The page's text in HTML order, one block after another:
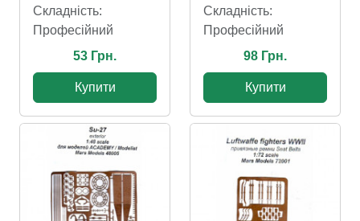
Складність:
Професійний
53 Грн.
Купити
Складність:
Професійний
98 Грн.
Купити